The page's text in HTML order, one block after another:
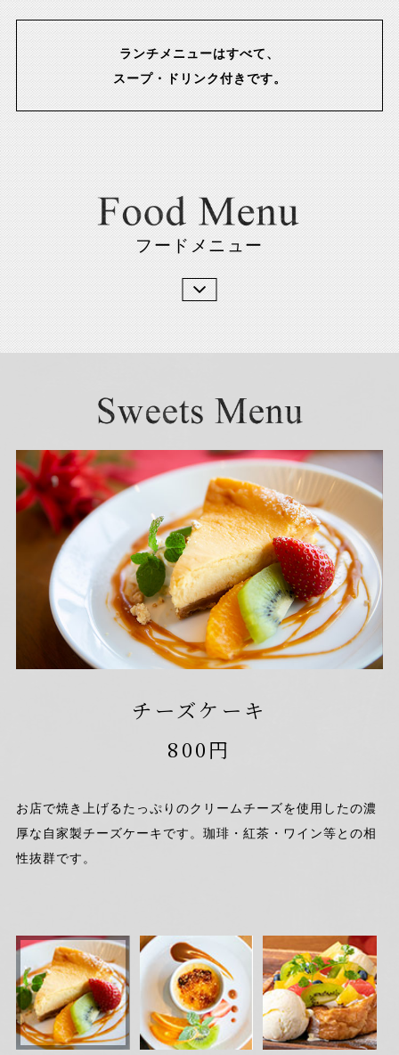
ランチメニューはすべて、
スープ・ドリンク付きです。
フードメニュー
チーズケーキ
800円
お店で焼き上げるたっぷりのクリームチーズを使用したの濃
厚な自家製チーズケーキです。珈琲・紅茶・ワイン等との相
性抜群です。
クリーム・ド・ブリュレ
720円
カフェでは定番のスイーツでAURAでもよくオーダーをいた
だきます、とっても滑らかで香ばしいキャラメリゼの香りが
たまりません。
デザートフレンチトースト
1,200円
厚みのあるトーストに盛りだくさんのフルーツとアイスを盛
りつけました。
おなかも心も満たされるカフェタイムに人気のメニューで